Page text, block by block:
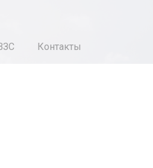
Контакты